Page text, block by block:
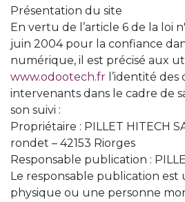
Présentation du site
En vertu de l’article 6 de la loi
juin 2004 pour la confiance
numérique, il est précisé aux
www.odootech.fr l’identité
intervenants dans le cadre de
son suivi :
Propriétaire : PILLET HITECH
rondet – 42153 Riorges
Responsable publication :
Le responsable publication est
physique ou une personne